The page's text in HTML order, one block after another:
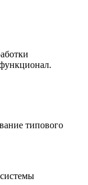
типового